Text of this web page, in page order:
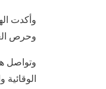
وأكدت
وحرص
وتواصل